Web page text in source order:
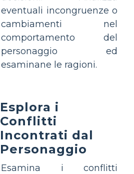
eventuali incongruenze o
cambiamenti nel
comportamento del
personaggio ed
esaminane le ragioni.
Esplora i
Conflitti
Incontrati dal
Personaggio
Esamina i conflitti